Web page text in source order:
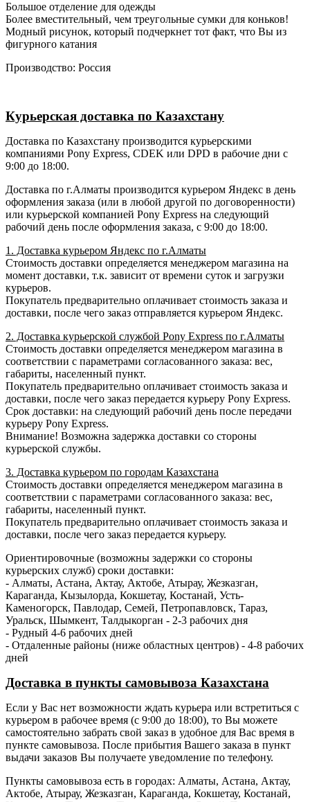
Большое отделение для одежды
Более вместительный, чем треугольные сумки для коньков!
Модный рисунок, который подчеркнет тот факт, что Вы из
фигурного катания
Производство: Россия
Курьерская доставка по Казахстану
Доставка по Казахстану производится курьерскими
компаниями Pony Express, CDEK или DPD в рабочие дни с
9:00 до 18:00.
Доставка по г.Алматы производится курьером Яндекс в день
оформления заказа (или в любой другой по договоренности)
или курьерской компанией Pony Express на следующий
рабочий день после оформления заказа, с 9:00 до 18:00.
1. Доставка курьером Яндекс по г.Алматы
Стоимость доставки определяется менеджером магазина на
момент доставки, т.к. зависит от времени суток и загрузки
курьеров.
Покупатель предварительно оплачивает стоимость заказа и
доставки, после чего заказ отправляется курьером Яндекс.
2. Доставка курьерской службой Pony Express по г.Алматы
Стоимость доставки определяется менеджером магазина в
соответствии с параметрами согласованного заказа: вес,
габариты, населенный пункт.
Покупатель предварительно оплачивает стоимость заказа и
доставки, после чего заказ передается курьеру Pony Express.
Срок доставки: на следующий рабочий день после передачи
курьеру Pony Express.
Внимание! Возможна задержка доставки со стороны
курьерской службы.
3. Доставка курьером по городам Казахстана
Стоимость доставки определяется менеджером магазина в
соответствии с параметрами согласованного заказа: вес,
габариты, населенный пункт.
Покупатель предварительно оплачивает стоимость заказа и
доставки, после чего заказ передается курьеру.
Ориентировочные (возможны задержки со стороны
курьерских служб) сроки доставки:
- Алматы, Астана, Актау, Актобе, Атырау, Жезказган,
Караганда, Кызылорда, Кокшетау, Костанай, Усть-
Каменогорск, Павлодар, Семей, Петропавловск, Тараз,
Уральск, Шымкент, Талдыкорган - 2-3 рабочих дня
- Рудный 4-6 рабочих дней
- Отдаленные районы (ниже областных центров) - 4-8 рабочих
дней
Доставка в пункты самовывоза Казахстана
Если у Вас нет возможности ждать курьера или встретиться с
курьером в рабочее время (с 9:00 до 18:00), то Вы можете
самостоятельно забрать свой заказ в удобное для Вас время в
пункте самовывоза. После прибытия Вашего заказа в пункт
выдачи заказов Вы получаете уведомление по телефону.
Пункты самовывоза есть в городах: Алматы, Астана, Актау,
Актобе, Атырау, Жезказган, Караганда, Кокшетау, Костанай,